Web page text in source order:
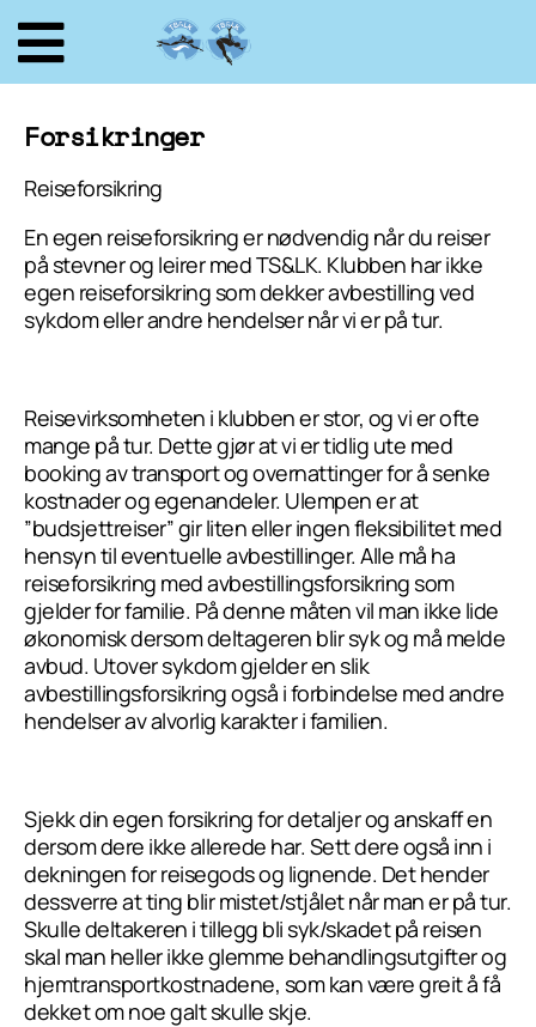
Forsikringer
Reiseforsikring
En egen reiseforsikring er nødvendig når du reiser
på stevner og leirer med TS&LK. Klubben har ikke
egen reiseforsikring som dekker avbestilling ved
sykdom eller andre hendelser når vi er på tur.
Reisevirksomheten i klubben er stor, og vi er ofte
mange på tur. Dette gjør at vi er tidlig ute med
booking av transport og overnattinger for å senke
kostnader og egenandeler. Ulempen er at
”budsjettreiser” gir liten eller ingen fleksibilitet med
hensyn til eventuelle avbestillinger. Alle må ha
reiseforsikring med avbestillingsforsikring som
gjelder for familie. På denne måten vil man ikke lide
økonomisk dersom deltageren blir syk og må melde
avbud. Utover sykdom gjelder en slik
avbestillingsforsikring også i forbindelse med andre
hendelser av alvorlig karakter i familien.
Sjekk din egen forsikring for detaljer og anskaff en
dersom dere ikke allerede har. Sett dere også inn i
dekningen for reisegods og lignende. Det hender
dessverre at ting blir mistet/stjålet når man er på tur.
Skulle deltakeren i tillegg bli syk/skadet på reisen
skal man heller ikke glemme behandlingsutgifter og
hjemtransportkostnadene, som kan være greit å få
dekket om noe galt skulle skje.